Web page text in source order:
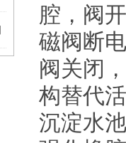
腔，阀
磁阀断
阀关闭
构替代
沉淀水